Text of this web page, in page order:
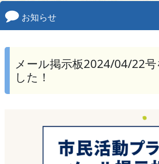
お知らせ
メール掲示板2024/04/22号
した！